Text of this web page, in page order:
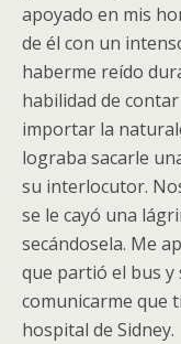
apoyado en mis
de él con un
haberme reído
habilidad de
importar la
lograba sacarle
su interlocutor.
se le cayó una
secándosela. Me
que partió el bus y
comunicarme que
hospital de Sidney.